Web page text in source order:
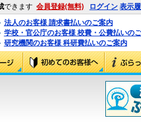
できます 会員登録(無料) ログイン 表示
法人のお客様 請求書払いのご案内
学校・官公庁のお客様 校費・公費払いの
研究機関のお客様 科研費払いのご案内